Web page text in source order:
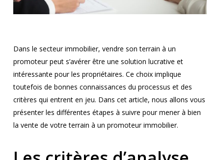
Dans le secteur immobilier, vendre son terrain à un
promoteur peut s’avérer être une solution lucrative et
intéressante pour les propriétaires. Ce choix implique
toutefois de bonnes connaissances du processus et des
critères qui entrent en jeu. Dans cet article, nous allons vous
présenter les différentes étapes à suivre pour mener à bien
la vente de votre terrain à un promoteur immobilier.